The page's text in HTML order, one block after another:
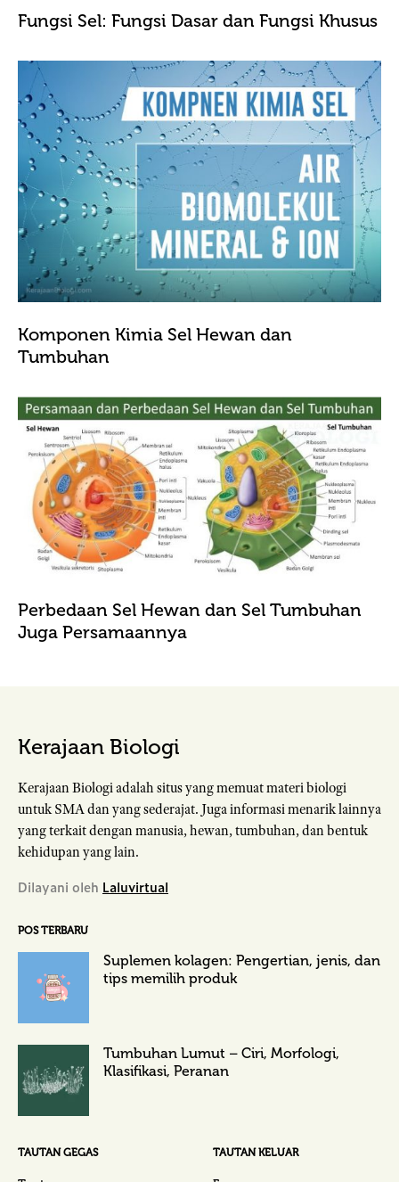
Fungsi Sel: Fungsi Dasar dan Fungsi Khusus
Komponen Kimia Sel Hewan dan
Tumbuhan
Perbedaan Sel Hewan dan Sel Tumbuhan
Juga Persamaannya
Kerajaan Biologi
Kerajaan Biologi adalah situs yang memuat materi biologi
untuk SMA dan yang sederajat. Juga informasi menarik lainnya
yang terkait dengan manusia, hewan, tumbuhan, dan bentuk
kehidupan yang lain.
Dilayani oleh Laluvirtual
POS TERBARU
Suplemen kolagen: Pengertian, jenis, dan
tips memilih produk
Tumbuhan Lumut – Ciri, Morfologi,
Klasifikasi, Peranan
TAUTAN GEGAS TAUTAN KELUAR